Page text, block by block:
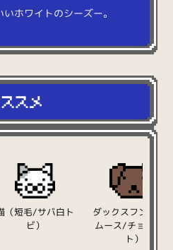
いホワイ トのシーズー。
（短毛/サバ白ト
ビ）
ダックスフンド（
ムース/チョコレー
ト）